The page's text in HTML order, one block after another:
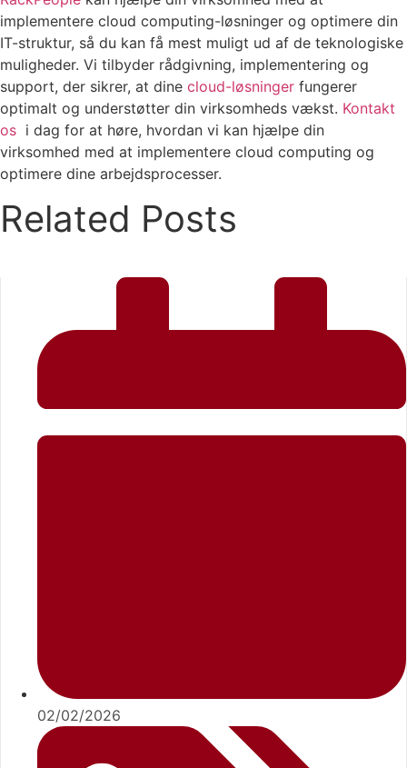
implementere cloud computing-løsninger og optimere din
IT-struktur, så du kan få mest muligt ud af de teknologiske
muligheder. Vi tilbyder rådgivning, implementering og
support, der sikrer, at dine cloud-løsninger fungerer
optimalt og understøtter din virksomheds vækst. Kontakt
os i dag for at høre, hvordan vi kan hjælpe din
virksomhed med at implementere cloud computing og
optimere dine arbejdsprocesser.
Related Posts
02/02/2026